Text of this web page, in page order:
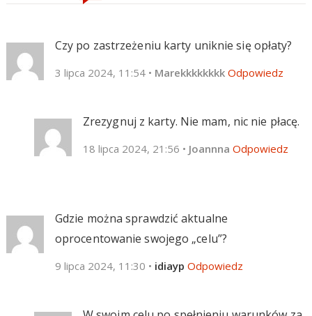
Czy po zastrzeżeniu karty uniknie się opłaty?
3 lipca 2024, 11:54 • Marekkkkkkkk Odpowiedz
Zrezygnuj z karty. Nie mam, nic nie płacę.
18 lipca 2024, 21:56 • Joannna Odpowiedz
Gdzie można sprawdzić aktualne
oprocentowanie swojego „celu”?
9 lipca 2024, 11:30 • idiayp Odpowiedz